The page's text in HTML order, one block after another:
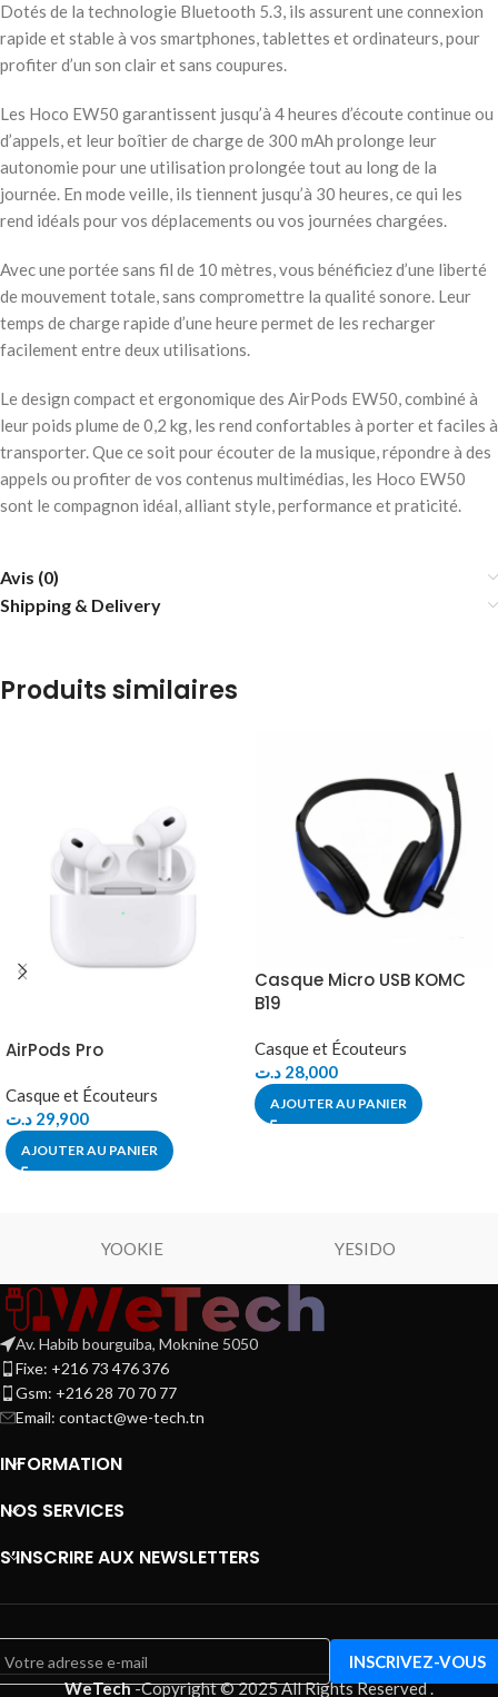
Dotés de la technologie Bluetooth 5.3, ils assurent une connexion
rapide et stable à vos smartphones, tablettes et ordinateurs, pour
profiter d’un son clair et sans coupures.
Les Hoco EW50 garantissent jusqu’à 4 heures d’écoute continue ou
d’appels, et leur boîtier de charge de 300 mAh prolonge leur
autonomie pour une utilisation prolongée tout au long de la
journée. En mode veille, ils tiennent jusqu’à 30 heures, ce qui les
rend idéals pour vos déplacements ou vos journées chargées.
Avec une portée sans fil de 10 mètres, vous bénéficiez d’une liberté
de mouvement totale, sans compromettre la qualité sonore. Leur
temps de charge rapide d’une heure permet de les recharger
facilement entre deux utilisations.
Le design compact et ergonomique des AirPods EW50, combiné à
leur poids plume de 0,2 kg, les rend confortables à porter et faciles à
transporter. Que ce soit pour écouter de la musique, répondre à des
appels ou profiter de vos contenus multimédias, les Hoco EW50
sont le compagnon idéal, alliant style, performance et praticité.
Avis (0)
Shipping & Delivery
Produits similaires
AirPods Pro
Casque et Écouteurs
29,900 د.ت
AJOUTER AU PANIER
Casque Micro USB KOMC
B19
Casque et Écouteurs
28,000 د.ت
AJOUTER AU PANIER
YOOKIE YESIDO
Av. Habib bourguiba, Moknine 5050
Fixe: +216 73 476 376
Gsm: +216 28 70 70 77
Email: contact@we-tech.tn
INFORMATION
NOS SERVICES
S’INSCRIRE AUX NEWSLETTERS
WeTech-Copyright © 2025 All Rights Reserved.